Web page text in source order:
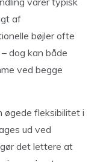
af
bøjler ofte
dog kan både
ved begge
øgede fleksibilitet i
ud ved
det lettere at